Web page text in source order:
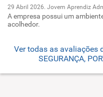
29 Abril 2026. Jovem Aprendiz
A empresa possui um
acolhedor.
Ver todas as avaliações
SEGURANÇA,